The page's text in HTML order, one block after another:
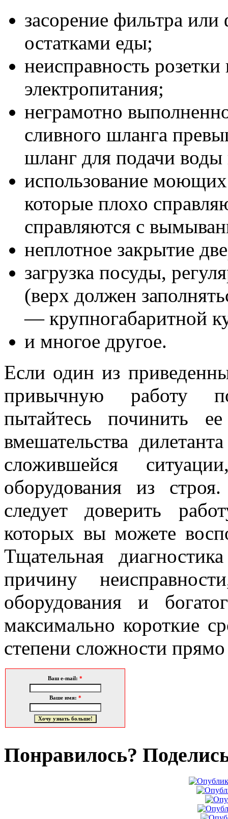
засорение фильтра
остатками еды;
неисправность
электропитания;
неграмотно
сливного шланга
шланг для подачи
использование моющих
которые плохо
справляются с
неплотное закрытие
загрузка посуды,
(верх должен
— крупногабаритной
и многое другое.
Если один из
привычную работу
пытайтесь починить ее
вмешательства
сложившейся
оборудования из
следует доверить
которых вы можете
Тщательная
причину
оборудования и
максимально короткие
степени сложности
Ваш e-mail: *
Ваше имя: *
Понравилось?